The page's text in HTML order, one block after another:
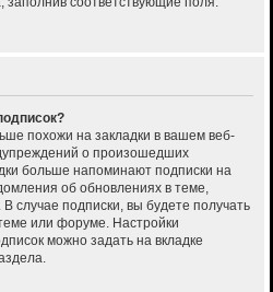
похожи на закладки в вашем веб-
о произошедших
больше напоминают подписки на
об обновлениях в теме,
случае подписки, вы будете получать
или форуме. Настройки
можно задать на вкладке